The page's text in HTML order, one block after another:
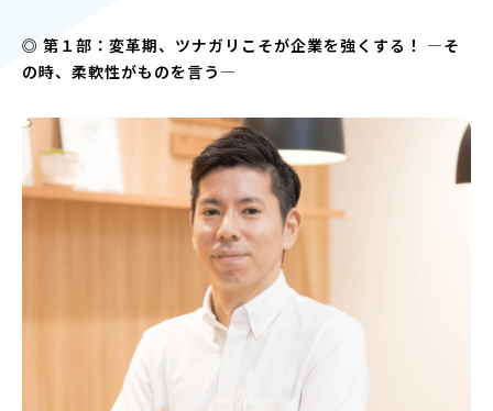
◎ 第１部：変革期、ツナガリこそが企業を強くする！ ―そ
の時、柔軟性がものを言う―